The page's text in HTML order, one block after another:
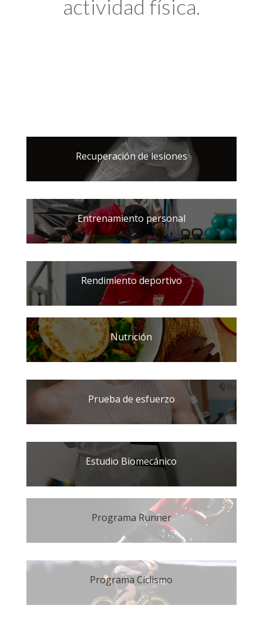
actividad física.
Recuperación de lesiones
Entrenamiento personal
Rendimiento deportivo
Nutrición
Prueba de esfuerzo
Estudio Biomecánico
Programa Runner
Programa Ciclismo